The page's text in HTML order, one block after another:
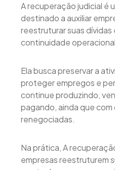
A recuperação judicial é
destinado a auxiliar
reestruturar suas dívidas
continuidade
Ela busca preservar a
proteger empregos e
continue produzindo,
pagando, ainda que
renegociadas.
Na prática, A
empresas reestruturem